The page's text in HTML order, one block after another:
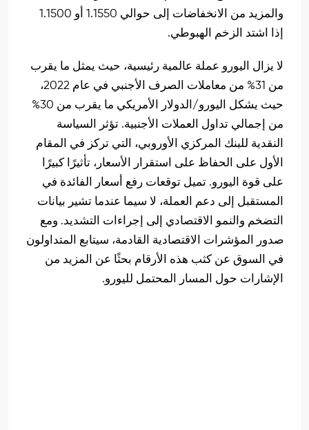
والمزيد من الانخفاضات إلى حوالي 1.1550 أو 1.1500
إذا اشتد الزخم الهبوطي.
لا يزال اليورو عملة عالمية رئيسية، حيث يمثل ما يقرب
من 31% من معاملات الصرف الأجنبي في عام 2022،
حيث يشكل اليورو/الدولار الأمريكي ما يقرب من 30%
من إجمالي تداول العملات الأجنبية. تؤثر السياسة
النقدية للبنك المركزي الأوروبي، التي تركز في المقام
الأول على الحفاظ على استقرار الأسعار، تأثيرًا كبيرًا
على قوة اليورو. تميل توقعات رفع أسعار الفائدة في
المستقبل إلى دعم العملة، لا سيما عندما تشير بيانات
التضخم والنمو الاقتصادي إلى إجراءات التشديد. ومع
صدور المؤشرات الاقتصادية القادمة، سيتابع المتداولون
في السوق عن كثب هذه الأرقام بحثًا عن المزيد من
الإشارات حول المسار المحتمل لليورو.